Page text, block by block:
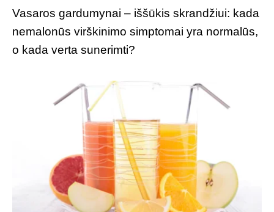
Vasaros gardumynai – iššūkis skrandžiui: kada
nemalonūs virškinimo simptomai yra normalūs,
o kada verta sunerimti?